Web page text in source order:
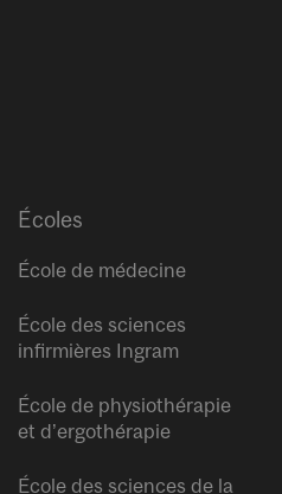
Écoles
École de médecine
École des sciences
infirmières Ingram
École de physiothérapie
et d’ergothérapie
École des sciences de la